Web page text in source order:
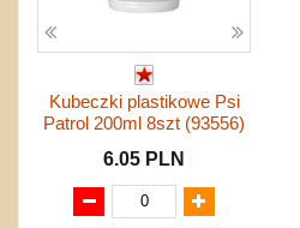
Kubeczki plastikowe Psi
Patrol 200ml 8szt (93556)
6.05 PLN